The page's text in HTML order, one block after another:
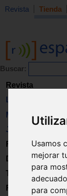
Usamos
mejorar
para
para
Revista Tienda
Buscar:
Revista
Libros
Material
Juguetes
Formación
Directorio
Trabajo
Registro